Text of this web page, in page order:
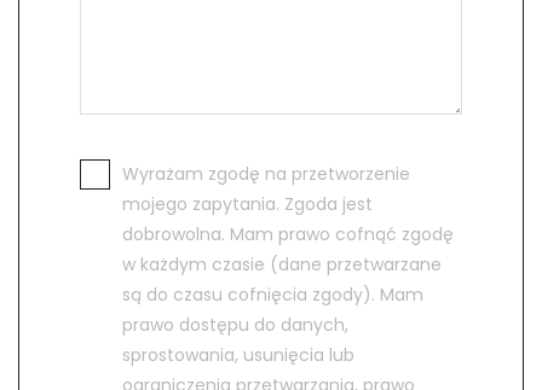
Wyrażam zgodę na przetworzenie
mojego zapytania. Zgoda jest
dobrowolna. Mam prawo cofnąć zgodę
w każdym czasie (dane przetwarzane
są do czasu cofnięcia zgody). Mam
prawo dostępu do danych,
sprostowania, usunięcia lub
ograniczenia przetwarzania, prawo